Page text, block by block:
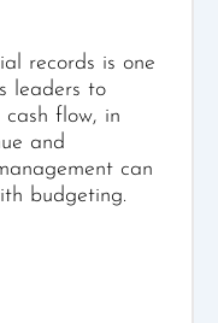
records is one
leaders to
cash flow, in
and
can
budgeting.